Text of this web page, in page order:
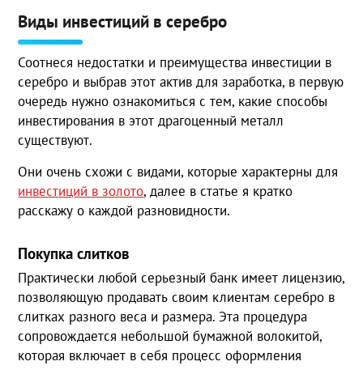
Виды инвестиций в серебро
Соотнеся недостатки и преимущества инвестиции в
серебро и выбрав этот актив для заработка, в первую
очередь нужно ознакомиться с тем, какие способы
инвестирования в этот драгоценный металл
существуют.
Они очень схожи с видами, которые характерны для
инвестиций в золото, далее в статье я кратко
расскажу о каждой разновидности.
Покупка слитков
Практически любой серьезный банк имеет лицензию,
позволяющую продавать своим клиентам серебро в
слитках разного веса и размера. Эта процедура
сопровождается небольшой бумажной волокитой,
которая включает в себя процесс оформления